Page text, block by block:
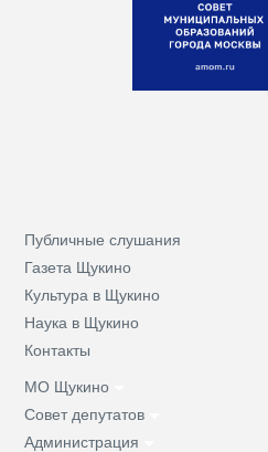
Публичные слушания
Газета Щукино
Культура в Щукино
Наука в Щукино
Контакты
МО Щукино
Совет депутатов
Администрация